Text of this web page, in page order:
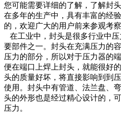
您可能需要详细的了解，了解封
在多年的生产中，具有丰富的经
的，欢迎广大的用户前来参观考察
在工业中，封头是很多行业中
要部件之一。封头在充满压力的
压力的部分，所以对于压力器的
便在端口上焊上封头，就能很好
头的质量好坏，将直接影响到到
使用。封头中有管道、法兰盘、
头的外形也是经过精心设计的，
压力。